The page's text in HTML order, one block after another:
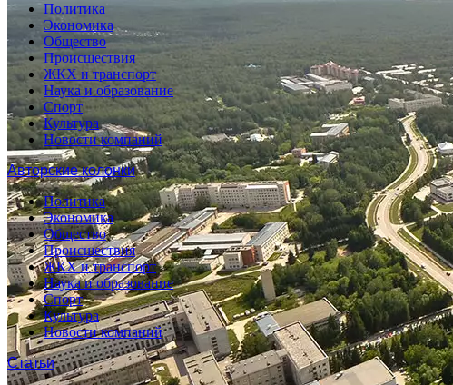
Политика
Экономика
Общество
Происшествия
ЖКХ и транспорт
Наука и образование
Спорт
Культура
Новости компаний
Авторские колонки
Политика
Экономика
Общество
Происшествия
ЖКХ и транспорт
Наука и образование
Спорт
Культура
Новости компаний
Статьи